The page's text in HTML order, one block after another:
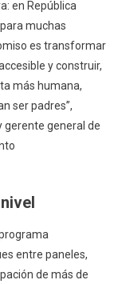
en República
muchas
es transformar
y construir,
más humana,
ser padres”,
gerente general de
entre paneles,
de más de